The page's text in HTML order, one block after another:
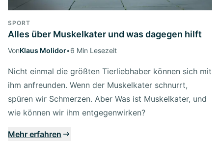
SPORT
Alles über Muskelkater und was dagegen hilft
VonKlaus Molidor•6 Min Lesezeit
Nicht einmal die größten Tierliebhaber können sich mit
ihm anfreunden. Wenn der Muskelkater schnurrt,
spüren wir Schmerzen. Aber Was ist Muskelkater, und
wie können wir ihm entgegenwirken?
Mehr erfahren